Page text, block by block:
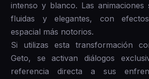
intenso y blanco. Las animaciones
fluidas y elegantes, con
espacial más notorios.
Si utilizas esta transformación
Geto, se activan diálogos
referencia directa a sus